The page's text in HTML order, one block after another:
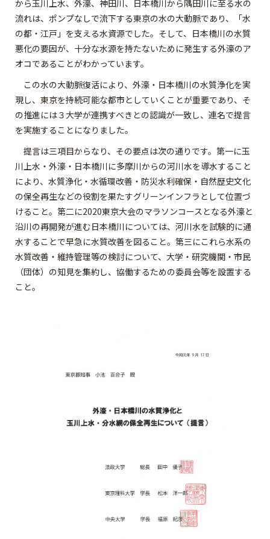
から玉川上水、外濠、神田川、日本橋川から隅田川に至る水の
流れは、ポンプなしで流下する東京の水の大動脈であり、「水
の都・江戸」を支える水資源でした。そして、日本橋川の水質
悪化の要因が、十分な水源を持たないために発生する外濠のア
オコであることがわかっています。
この水の大動脈復活により、外濠・日本橋川の水質浄化を実
現し、東京を持続可能な都市としていくことが重要であり、そ
の推進には３大学が連携すべきとの認識が一致し、連名で提言
を実施することになりました。
提言は三項目からなり、その要点は次の通りです。第一に玉
川上水・外濠・日本橋川に多摩川からの河川水を導水すること
により、水質浄化・水循環改善・防災水利確保・自然歴史文化
の保全再生などの役割を果たすグリーンインフラとして位置づ
けること。第二に2020東京大会のマラソンコースとなる外濠と
沿川の再開発が進む日本橋川については、河川水を試験的に通
水することで早急に水質改善を図ること。第三にこれら水系の
水質改善・維持管理等の検討について、大学・研究機関・市民
（団体）の知見を集約し、協働するための委員会等を設置する
こと。